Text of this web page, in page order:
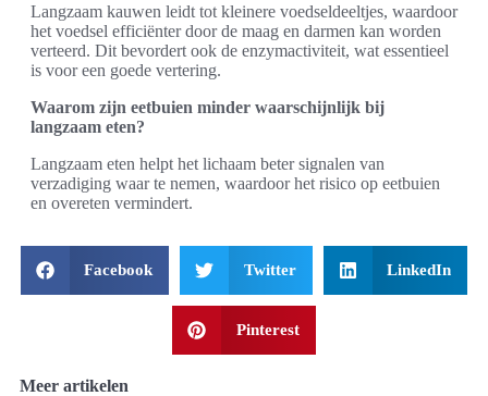
Langzaam kauwen leidt tot kleinere voedseldeeltjes, waardoor
het voedsel efficiënter door de maag en darmen kan worden
verteerd. Dit bevordert ook de enzymactiviteit, wat essentieel
is voor een goede vertering.
Waarom zijn eetbuien minder waarschijnlijk bij
langzaam eten?
Langzaam eten helpt het lichaam beter signalen van
verzadiging waar te nemen, waardoor het risico op eetbuien
en overeten vermindert.
Facebook Twitter LinkedIn
Pinterest
Meer artikelen